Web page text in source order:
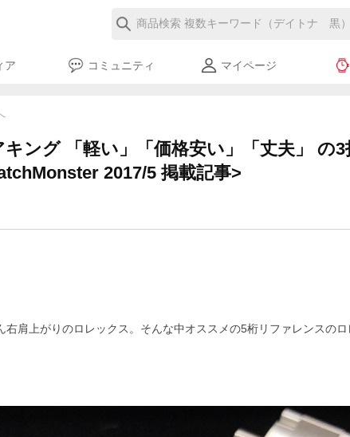
ア コミュニティ マイページ
ング 「軽い」「価格安い」「丈夫」 の
2017/5 掲載記事>
右肩上がりのロレックス。そんな中オススメの5桁リファレンスの